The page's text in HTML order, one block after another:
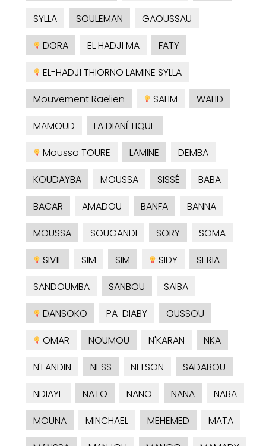
SYLLA
SOULEMAN
GAOUSSAU
DORA
EL HADJI MA
FATY
EL-HADJI THIORNO LAMINE SYLLA
Mouvement Raëlien
SALIM
WALID
MAMOUD
LA DIANÉTIQUE
Moussa TOURE
LAMINE
DEMBA
KOUDAYBA
MOUSSA SISSÉ
BABA
BACAR
AMADOU BANFA
BANNA
MOUSSA
SOUGANDI SORY
SOMA
SIVIF
SIM SIM SIDY
SERIA
SANDOUMBA
SANBOU
SAIBA
DANSOKO
PA-DIABY
OUSSOU
OMAR
NOUMOU N'KARAN
NKA
N'FANDIN
NESS NELSON
SADABOU
NDIAYE
NATÖ NANO NANA
NABA
MOUNA
MINCHAEL MEHEMED
MATA